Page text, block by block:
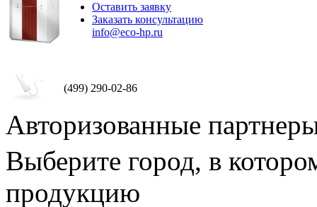
Оставить заявку
Заказать консультацию
info@eco-hp.ru
(499) 290-02-86
Авторизованные
Выберите город, в
продукцию